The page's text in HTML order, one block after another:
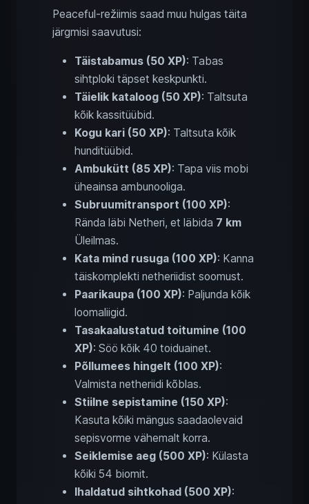
Peaceful‑režiimis saad muu hulgas täita
järgmisi saavutusi:
Täistabamus (50 XP): Tabas
sihtploki täpset keskpunkti.
Täielik kataloog (50 XP): Taltsuta
kõik kassitüübid.
Kogu kari (50 XP): Taltsuta kõik
hunditüübid.
Ambukütt (85 XP): Tapa viis mobi
üheainsa ambunooliga.
Subruumitransport (100 XP):
Rända läbi Netheri, et läbida 7 km
Üleilmas.
Kata mind rusuga (100 XP): Kanna
täiskomplekti netheriidist soomust.
Paarikaupa (100 XP): Paljunda kõik
loomaliigid.
Tasakaalustatud toitumine (100
XP): Söö kõik 40 toiduainet.
Põllumees hingelt (100 XP):
Valmista netheriidi kõblas.
Stiilne sepistamine (150 XP):
Kasuta kõiki mängus saadaolevaid
sepisvorme vähemalt korra.
Seiklemise aeg (500 XP): Külasta
kõiki 54 biomit.
Ihaldatud sihtkohad (500 XP):